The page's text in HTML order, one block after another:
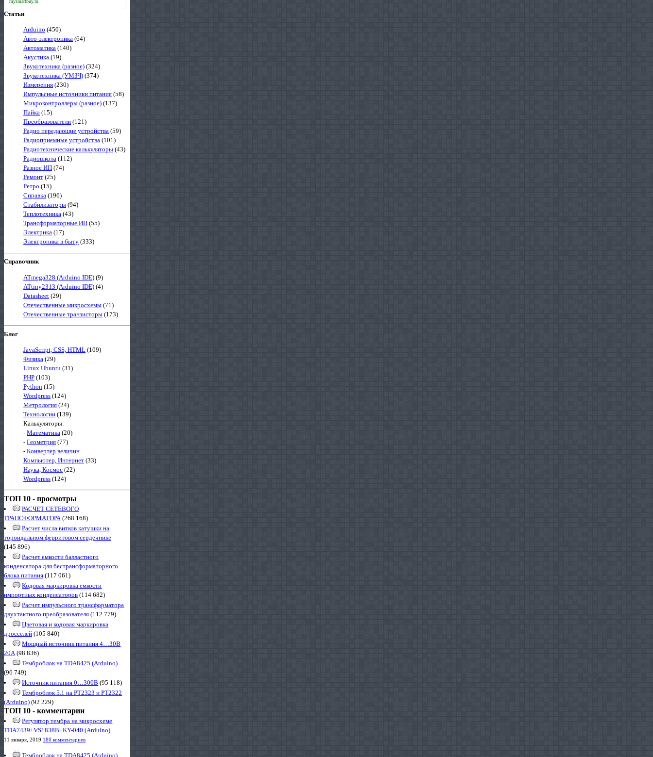
mysmartbuy.ru
Статьи
Arduino (450)
Авто-электроника (64)
Автоматика (140)
Акустика (19)
Звукотехника (разное) (324)
Звукотехника (УМЗЧ) (374)
Измерения (230)
Импульсные источники питания (58)
Микроконтроллеры (разное) (137)
Пайка (15)
Преобразователи (121)
Радио передающие устройства (59)
Радиоприемные устройства (101)
Радиотехнические калькуляторы (43)
Радиошкола (112)
Разное ИП (74)
Ремонт (25)
Ретро (15)
Справка (196)
Стабилизаторы (94)
Теплотехника (43)
Трансформаторные ИП (55)
Электрика (17)
Электроника в быту (333)
Справочник
ATmega328 (Arduino IDE) (9)
ATtiny2313 (Arduino IDE) (4)
Datasheet (29)
Отечественные микросхемы (71)
Отечественные транзисторы (173)
Блог
JavaScript, CSS, HTML (109)
Физика (29)
Linux Ubuntu (31)
PHP (103)
Python (15)
Wordpress (124)
Метрология (24)
Технологии (139)
Калькуляторы:
- Математика (20)
- Геометрия (77)
- Конвертер величин
Компьютер, Интернет (33)
Наука, Космос (22)
Wordpress (124)
ТОП 10 - просмотры
РАСЧЕТ СЕТЕВОГО
ТРАНСФОРМАТОРА(268 168)
Расчет числа витков катушки на
тороидальном ферритовом сердечнике
(145 896)
Расчет емкости балластного
конденсатора для бестрансформаторного
блока питания (117 061)
Кодовая маркировка емкости
импортных конденсаторов (114 682)
Расчет импульсного трансформатора
двухтактного преобразователя (112 779)
Цветовая и кодовая маркировка
дросселей (105 840)
Мощный источник питания 4…30В
20А(98 836)
Темброблок на TDA8425 (Arduino)
(96 749)
Источник питания 0…300В (95 118)
Темброблок 5.1 на PT2323 и PT2322
(Arduino) (92 229)
ТОП 10 - комментарии
Регулятор тембра на микросхеме
TDA7439+VS1838B+KY-040 (Arduino)
11 января, 2019 180 комментариев
Темброблок на TDA8425 (Arduino)